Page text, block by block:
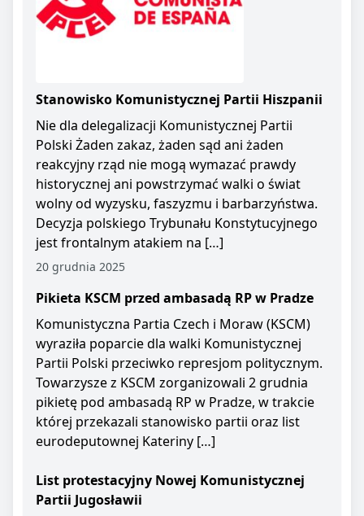
Stanowisko Komunistycznej Partii Hiszpanii
Nie dla delegalizacji Komunistycznej Partii
Polski Żaden zakaz, żaden sąd ani żaden
reakcyjny rząd nie mogą wymazać prawdy
historycznej ani powstrzymać walki o świat
wolny od wyzysku, faszyzmu i barbarzyństwa.
Decyzja polskiego Trybunału Konstytucyjnego
jest frontalnym atakiem na […]
20 grudnia 2025
Pikieta KSCM przed ambasadą RP w Pradze
Komunistyczna Partia Czech i Moraw (KSCM)
wyraziła poparcie dla walki Komunistycznej
Partii Polski przeciwko represjom politycznym.
Towarzysze z KSCM zorganizowali 2 grudnia
pikietę pod ambasadą RP w Pradze, w trakcie
której przekazali stanowisko partii oraz list
eurodeputownej Kateriny […]
List protestacyjny Nowej Komunistycznej
Partii Jugosławii